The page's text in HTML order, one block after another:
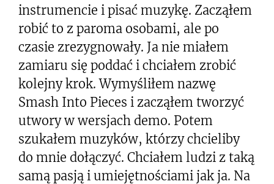
instrumencie i pisać muzykę. Zacząłem
robić to z paroma osobami, ale po
czasie zrezygnowały. Ja nie miałem
zamiaru się poddać i chciałem zrobić
kolejny krok. Wymyśliłem nazwę
Smash Into Pieces i zacząłem tworzyć
utwory w wersjach demo. Potem
szukałem muzyków, którzy chcieliby
do mnie dołączyć. Chciałem ludzi z taką
samą pasją i umiejętnościami jak ja. Na